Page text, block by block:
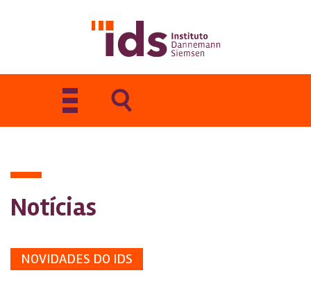
Toggle
navigation
Notícias
NOVIDADES DO IDS